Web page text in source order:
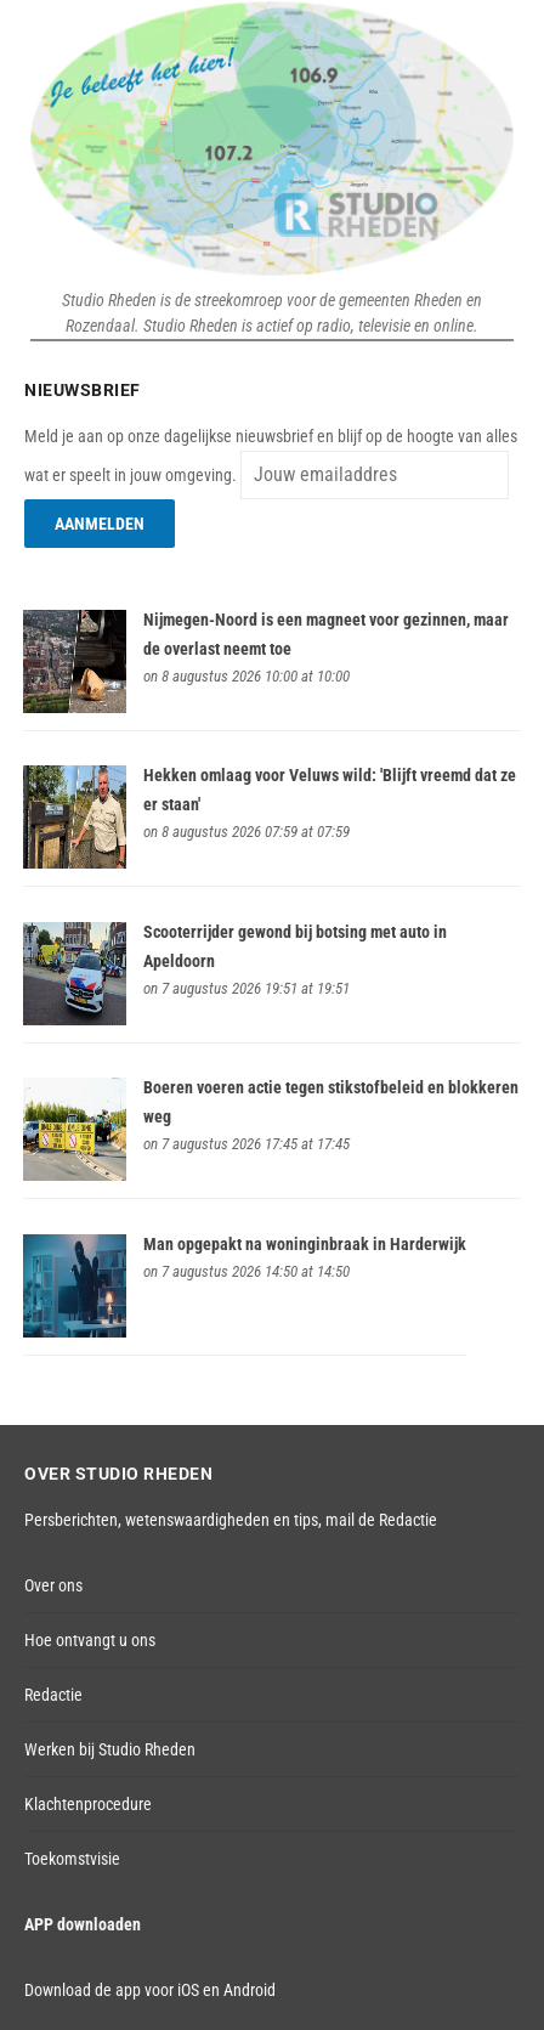
Studio Rheden is de streekomroep voor de gemeenten Rheden en
Rozendaal. Studio Rheden is actief op radio, televisie en online.
NIEUWSBRIEF
Meld je aan op onze dagelijkse nieuwsbrief en blijf op de hoogte van alles
wat er speelt in jouw omgeving.
Nijmegen-Noord is een magneet voor gezinnen, maar
de overlast neemt toe
on 8 augustus 2026 10:00 at 10:00
Hekken omlaag voor Veluws wild: 'Blijft vreemd dat ze
er staan'
on 8 augustus 2026 07:59 at 07:59
Scooterrijder gewond bij botsing met auto in
Apeldoorn
on 7 augustus 2026 19:51 at 19:51
Boeren voeren actie tegen stikstofbeleid en blokkeren
weg
on 7 augustus 2026 17:45 at 17:45
Man opgepakt na woninginbraak in Harderwijk
on 7 augustus 2026 14:50 at 14:50
OVER STUDIO RHEDEN
Persberichten, wetenswaardigheden en tips, mail de Redactie
Over ons
Hoe ontvangt u ons
Redactie
Werken bij Studio Rheden
Klachtenprocedure
Toekomstvisie
APP downloaden
Download de app voor iOS en Android